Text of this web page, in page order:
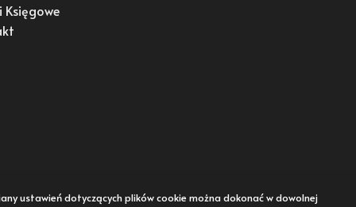
Księgowe
ustawień dotyczących plików cookie można dokonać w dowolnej